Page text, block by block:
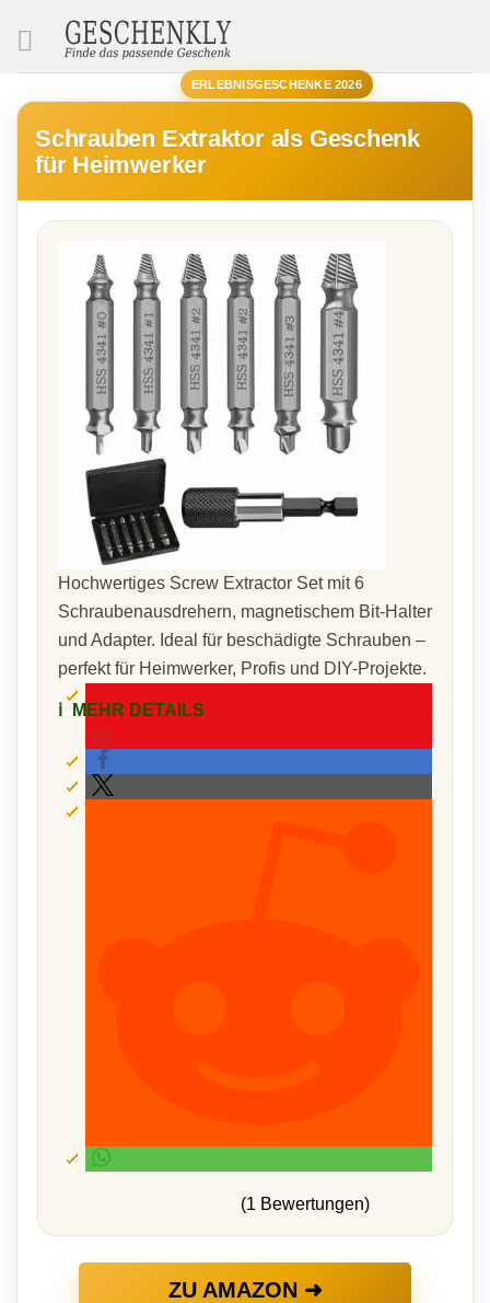
ERLEBNISGESCHENKE 2026
Schrauben Extraktor als Geschenk
für Heimwerker
Hochwertiges Screw Extractor Set mit 6
Schraubenausdrehern, magnetischem Bit-Halter
und Adapter. Ideal für beschädigte Schrauben –
perfekt für Heimwerker, Profis und DIY-Projekte.
ℹ️ MEHR DETAILS
(1 Bewertungen)
ZU AMAZON ➜